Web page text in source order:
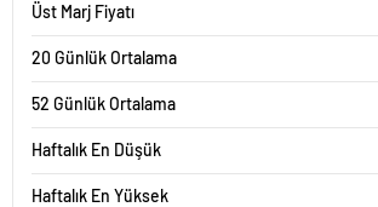
Üst Marj Fiyatı
20 Günlük Ortalama
52 Günlük Ortalama
Haftalık En Düşük
Haftalık En Yüksek